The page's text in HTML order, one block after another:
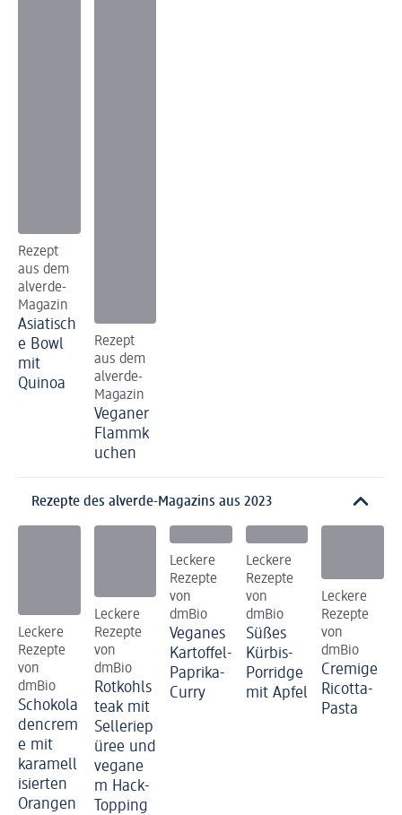
Rezept
aus dem
alverde-
Magazin
Asiatisch
e Bowl
mit
Quinoa
Rezept
aus dem
alverde-
Magazin
Veganer
Flammk
uchen
Rezepte des alverde-Magazins aus 2023
Leckere
Rezepte
von
dmBio
Schokola
dencrem
e mit
karamell
isierten
Orangen
Leckere
Rezepte
von
dmBio
Rotkohls
teak mit
Selleriep
üree und
vegane
m Hack-
Topping
Leckere
Rezepte
von
dmBio
Veganes
Kartoffel-
Paprika-
Curry
Leckere
Rezepte
von
dmBio
Süßes
Kürbis-
Porridge
mit Apfel
Leckere
Rezepte
von
dmBio
Cremige
Ricotta-
Pasta